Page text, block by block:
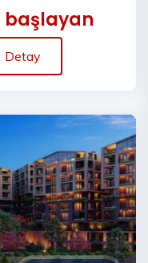
başlayan
Detay